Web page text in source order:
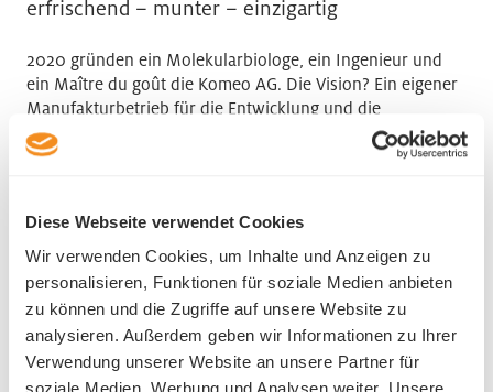
Diese Webseite verwendet Cookies
Wir verwenden Cookies, um Inhalte und Anzeigen zu
personalisieren, Funktionen für soziale Medien anbieten
zu können und die Zugriffe auf unsere Website zu
analysieren. Außerdem geben wir Informationen zu Ihrer
Verwendung unserer Website an unsere Partner für
erfrischend – munter – einzigartig
2020 gründen ein Molekularbiologe, ein Ingenieur und
ein Maître du goût die Komeo AG. Die Vision? Ein eigener
Manufakturbetrieb für die Entwicklung und die
Herstellung innovativer und moderner Getränke. Das
Team von Komeo identifiziert sich mit dem Kombucha
Zentrum steht die Mission, die Kunden zu erfrischen.
Komeo AG
Industriestrasse 16
6102 Malters
Telefon +41 78 204 40 80